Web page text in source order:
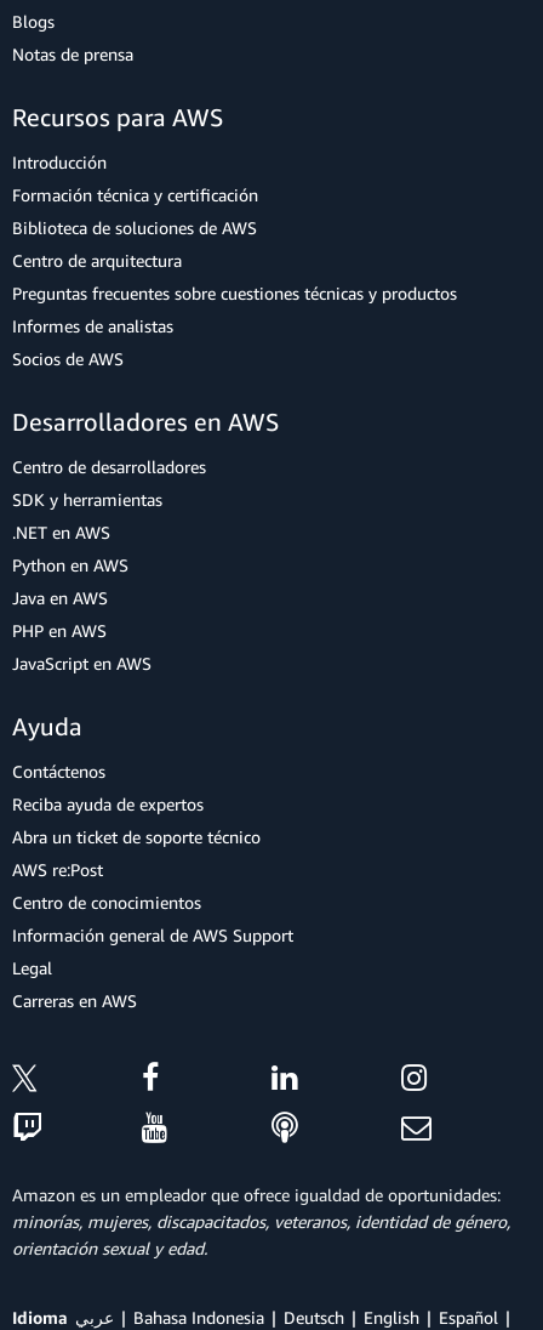
Blogs
Notas de prensa
Recursos para AWS
Introducción
Formación técnica y certificación
Biblioteca de soluciones de AWS
Centro de arquitectura
Preguntas frecuentes sobre cuestiones técnicas y productos
Informes de analistas
Socios de AWS
Desarrolladores en AWS
Centro de desarrolladores
SDK y herramientas
.NET en AWS
Python en AWS
Java en AWS
PHP en AWS
JavaScript en AWS
Ayuda
Contáctenos
Reciba ayuda de expertos
Abra un ticket de soporte técnico
AWS re:Post
Centro de conocimientos
Información general de AWS Support
Legal
Carreras en AWS
Amazon es un empleador que ofrece igualdad de oportunidades:
minorías, mujeres, discapacitados, veteranos, identidad de género,
orientación sexual y edad.
Idioma عربي Bahasa Indonesia Deutsch English Español